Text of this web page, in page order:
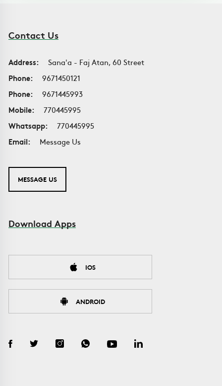
Contact Us
Address:
Sana'a - Faj Atan, 60 Street
Phone:
9671450121
Phone:
9671445993
Mobile:
770445995
Whatsapp:
770445995
Email:
Message Us
MESSAGE US
Download Apps
IOS
ANDROID